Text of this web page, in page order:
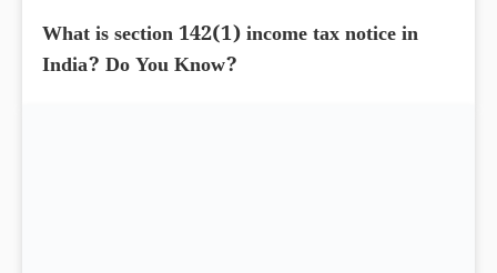
What is section 142(1) income tax notice in
India? Do You Know?